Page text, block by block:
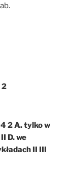
2
2 A. tylko w
D. we
II III